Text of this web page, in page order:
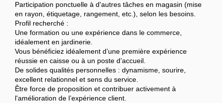
Participation ponctuelle à d'autres tâches en magasin (mise
en rayon, étiquetage, rangement, etc.), selon les besoins.
Profil recherché :
Une formation ou une expérience dans le commerce,
idéalement en jardinerie.
Vous bénéficiez idéalement d’une première expérience
réussie en caisse ou à un poste d’accueil.
De solides qualités personnelles : dynamisme, sourire,
excellent relationnel et sens du service.
Être force de proposition et contribuer activement à
l'amélioration de l’expérience client.